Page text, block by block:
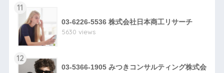
11
03-6226-5536 株式会社日本商工リサーチ
5630 views
12
03-5366-1905 みつきコンサルティング株式会